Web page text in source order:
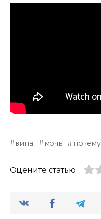
вина мочь почему
Оцените статью